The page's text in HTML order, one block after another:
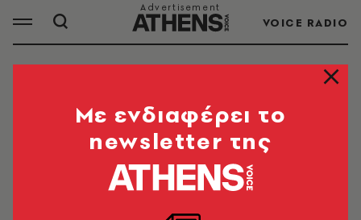
VOICE RADIO
ΦΙΝΛΑΝΔΙΑ
ΟΛΑ ΤΑ ΑΡΘΡΑ ΤΟΥ TAG
Mε ενδιαφέρει το
newsletter της